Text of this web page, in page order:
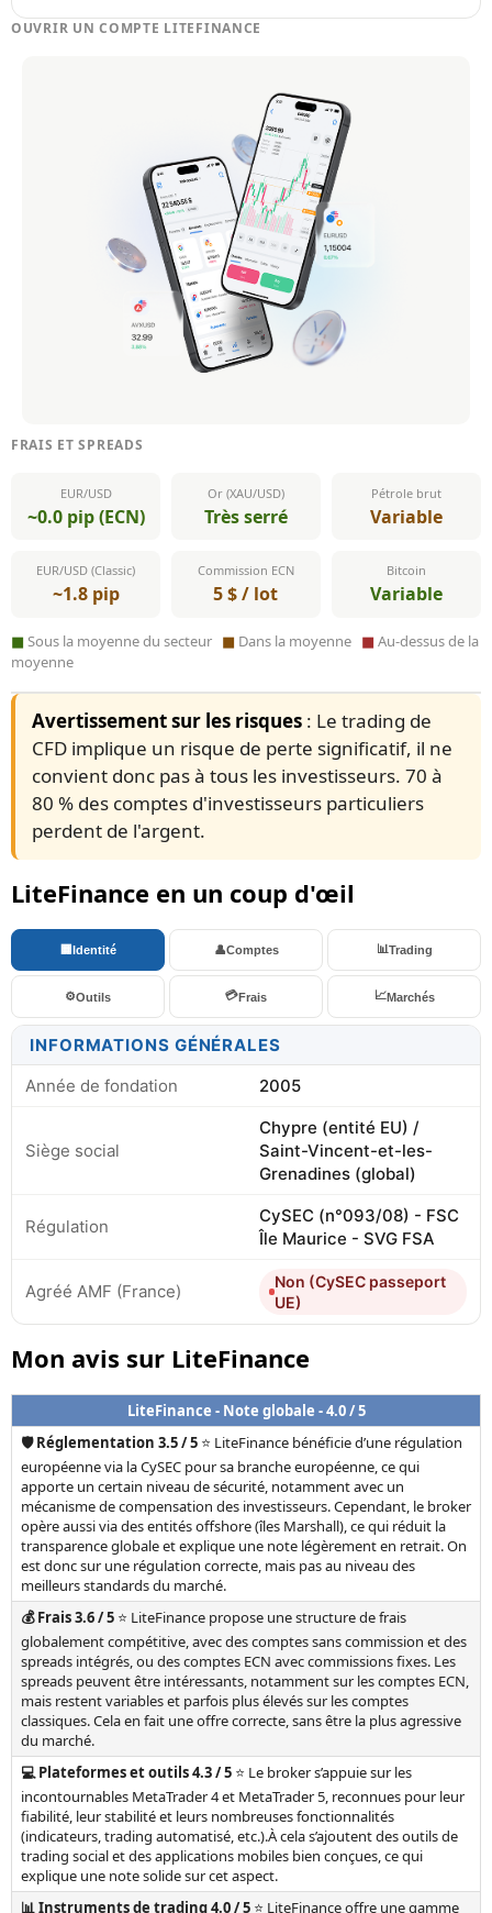
OUVRIR UN COMPTE LITEFINANCE
FRAIS ET SPREADS
EUR/USD
~0.0 pip (ECN)
Or (XAU/USD)
Très serré
Pétrole brut
Variable
EUR/USD (Classic)
~1.8 pip
Commission ECN
5 $ / lot
Bitcoin
Variable
■ Sous la moyenne du secteur ■ Dans la moyenne ■ Au-dessus de la
moyenne
Avertissement sur les risques : Le trading de
CFD implique un risque de perte significatif, il ne
convient donc pas à tous les investisseurs. 70 à
80 % des comptes d'investisseurs particuliers
perdent de l'argent.
LiteFinance en un coup d'œil
Identité 👤Comptes 📊Trading
⚙️Outils 💳Frais 📈Marchés
INFORMATIONS GÉNÉRALES
Année de fondation
2005
Siège social
Chypre (entité EU) /
Saint-Vincent-et-les-
Grenadines (global)
Régulation
CySEC (n°093/08) - FSC
Île Maurice - SVG FSA
Agréé AMF (France)
Non (CySEC passeport
UE)
Mon avis sur LiteFinance
LiteFinance - Note globale - 4.0 / 5
🛡️ Réglementation 3.5 / 5 ⭐ LiteFinance bénéficie d’une régulation
européenne via la CySEC pour sa branche européenne, ce qui
apporte un certain niveau de sécurité, notamment avec un
mécanisme de compensation des investisseurs. Cependant, le broker
opère aussi via des entités offshore (îles Marshall), ce qui réduit la
transparence globale et explique une note légèrement en retrait. On
est donc sur une régulation correcte, mais pas au niveau des
meilleurs standards du marché.
💰 Frais 3.6 / 5 ⭐ LiteFinance propose une structure de frais
globalement compétitive, avec des comptes sans commission et des
spreads intégrés, ou des comptes ECN avec commissions fixes. Les
spreads peuvent être intéressants, notamment sur les comptes ECN,
mais restent variables et parfois plus élevés sur les comptes
classiques. Cela en fait une offre correcte, sans être la plus agressive
du marché.
💻 Plateformes et outils 4.3 / 5 ⭐ Le broker s’appuie sur les
incontournables MetaTrader 4 et MetaTrader 5, reconnues pour leur
fiabilité, leur stabilité et leurs nombreuses fonctionnalités
(indicateurs, trading automatisé, etc.).À cela s’ajoutent des outils de
trading social et des applications mobiles bien conçues, ce qui
explique une note solide sur cet aspect.
📊 Instruments de trading 4.0 / 5 ⭐ LiteFinance offre une gamme